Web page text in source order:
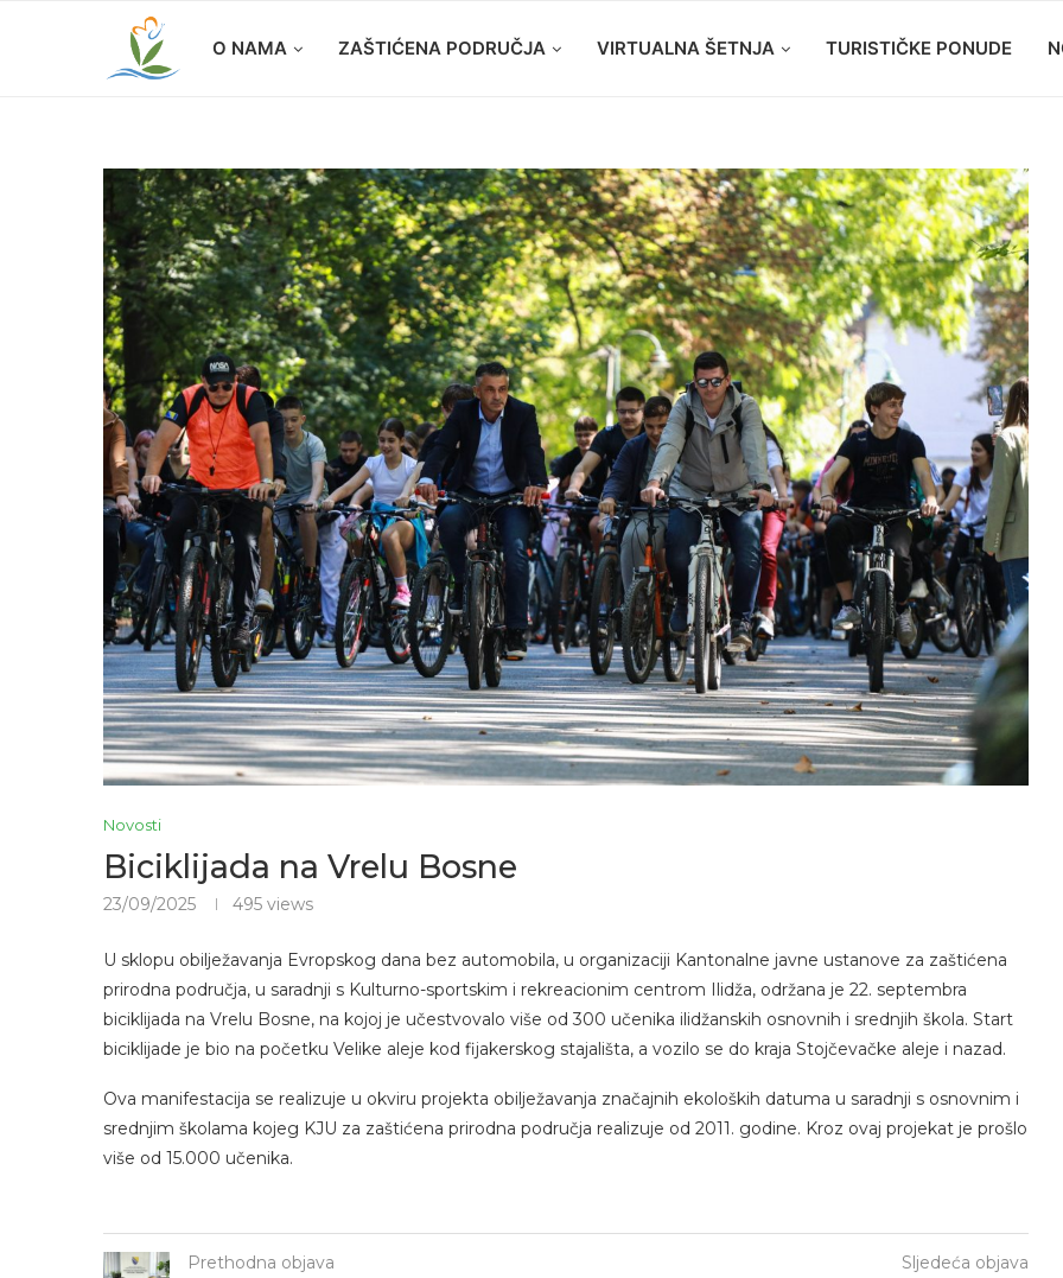
O NAMA ZAŠTIĆENA PODRUČJA VIRTUALNA ŠETNJA TURISTIČKE PONUDE
Novosti
Biciklijada na Vrelu Bosne
23/09/2025 495 views
U sklopu obilježavanja Evropskog dana bez automobila, u organizaciji Kantonalne javne ustanove za zaštićena
prirodna područja, u saradnji s Kulturno-sportskim i rekreacionim centrom Ilidža, održana je 22. septembra
biciklijada na Vrelu Bosne, na kojoj je učestvovalo više od 300 učenika ilidžanskih osnovnih i srednjih škola. Start
biciklijade je bio na početku Velike aleje kod fijakerskog stajališta, a vozilo se do kraja Stojčevačke aleje i nazad.
Ova manifestacija se realizuje u okviru projekta obilježavanja značajnih ekoloških datuma u saradnji s osnovnim i
srednjim školama kojeg KJU za zaštićena prirodna područja realizuje od 2011. godine. Kroz ovaj projekat je prošlo
više od 15.000 učenika.
Prethodna objava
Sljedeća objava